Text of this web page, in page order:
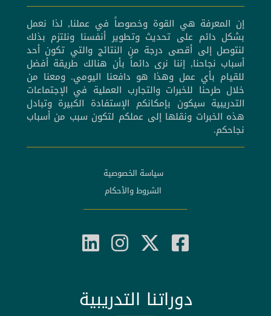
إن المعرفة هي القوة وخصوصاً في عملنا, لذا نعمل
بشكل دائم على تحديث وتطوير أنفسنا ونلتزم بذلك
لنتوصل إلى أقصى درجة من النتائج والتي تكون أحد
أسباب نجاحنا, إننا نرى دائماً بأن هنالك طريقة أفضل
للقيام بأي عمل وهذا هو دافعنا اليومي. ومعنا من
خلال طرحنا للخبرات والتجارب العملية في الإجتماعات
التدريبية سيكون بإمكانكم الإستفادة الكبيرة وتبادل
هذه الخبرات ونقلها إلى عملكم لتكون سبب من أسباب
نجاحكم.
سياسة الخصوصية
الشروط والأحكام
دوراتنا التدريبية